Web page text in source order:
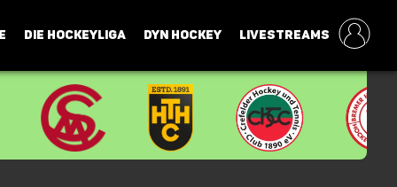
DIE HOCKEYLIGA DYN HOCKEY LIVESTREAMS